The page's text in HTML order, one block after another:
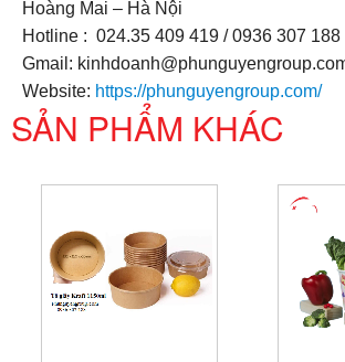
Hoàng Mai – Hà Nội
Hotline : 024.35 409 419 / 0936 307 188
Gmail:
Website: https://phunguyengroup.com/
SẢN PHẨM KHÁC